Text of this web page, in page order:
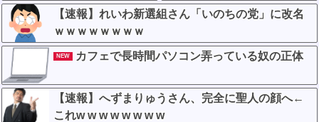
レは可愛過ぎるw w w w w w w w
果・・・
【速報】れいわ新選組さん「いのちの党」に改名
ｗｗｗｗｗｗｗｗ
NEW カフェで長時間パソコン弄っている奴の正体
【速報】へずまりゅうさん、完全に聖人の顔へ←
これw w w w w w w w